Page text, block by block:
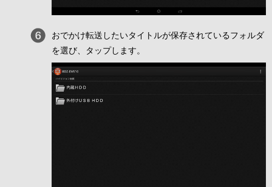
おでかけ転送したいタイトルが保存されているフォルダ
を選び、タップします。